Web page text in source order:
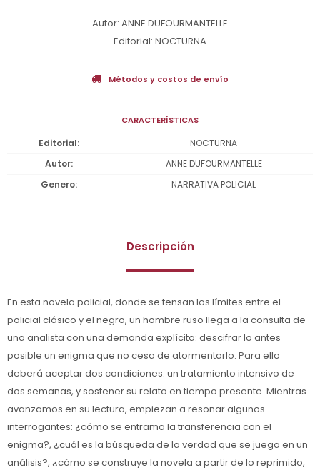
Autor: ANNE DUFOURMANTELLE
Editorial: NOCTURNA
Métodos y costos de envío
CARACTERÍSTICAS
Editorial
NOCTURNA
Autor
ANNE DUFOURMANTELLE
Genero
NARRATIVA POLICIAL
Descripción
En esta novela policial, donde se tensan los límites entre el
policial clásico y el negro, un hombre ruso llega a la consulta de
una analista con una demanda explícita: descifrar lo antes
posible un enigma que no cesa de atormentarlo. Para ello
deberá aceptar dos condiciones: un tratamiento intensivo de
dos semanas, y sostener su relato en tiempo presente. Mientras
avanzamos en su lectura, empiezan a resonar algunos
interrogantes: ¿cómo se entrama la transferencia con el
enigma?, ¿cuál es la búsqueda de la verdad que se juega en un
análisis?, ¿cómo se construye la novela a partir de lo reprimido,